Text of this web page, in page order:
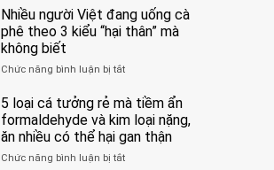
này
suốt
bác
“Xoắn
900
độ,
không
kịp
quá
mạnh
vệ
4
nhóm
người
được
bác
ca
tử
tay
miệng:
Bác
Bệnh
viện
Nhiều người Việt đang uống cà
phê theo 3 kiểu “hại thân” mà
không biết
Chức năng bình luận bị tắtở
người
Việt
đang
uống
cà
5 loại cá tưởng rẻ mà tiềm ẩn
formaldehyde và kim loại nặng,
ăn nhiều có thể hại gan thận
Chức năng bình luận bị tắtở